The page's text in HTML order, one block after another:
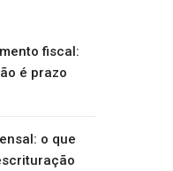
fiscal:
é prazo
o que